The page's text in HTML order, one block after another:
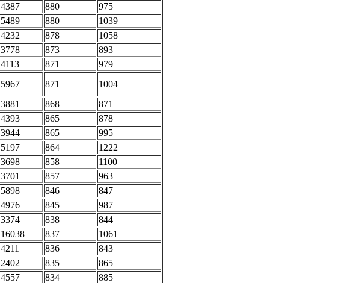
4387 880
975
5489 880
1039
4232 878
1058
3778 873
893
4113 871
979
5967 871
1004
3881 868
871
4393 865
878
3944 865
995
5197 864
1222
3698 858
1100
3701 857
963
5898 846
847
4976 845
987
3374 838
844
16038 837
1061
4211 836
843
2402 835
865
4557 834
885